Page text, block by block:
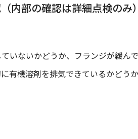
内部の確認は詳細点検のみ）
いないかどうか、フランジが緩ん
有機溶剤を排気できているかどう